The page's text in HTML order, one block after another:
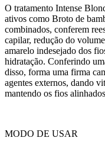
O tratamento Intense
ativos como Broto de
combinados, conferem
capilar, redução do
amarelo indesejado dos
hidratação. Conferindo
disso, forma uma firma
agentes externos, dando
mantendo os fios
MODO DE USAR